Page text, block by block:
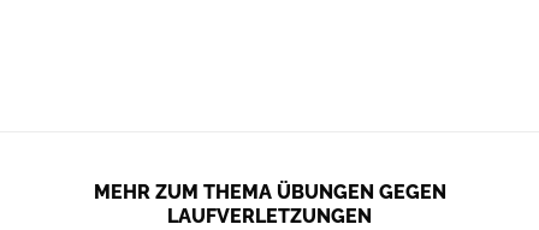
MEHR ZUM THEMA ÜBUNGEN GEGEN
LAUFVERLETZUNGEN